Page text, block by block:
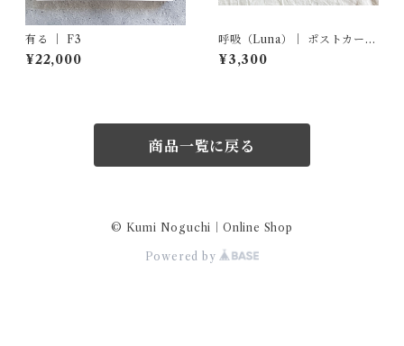
有る ｜ F3
¥22,000
呼吸（Luna）｜ ポストカード
原画
¥3,300
商品一覧に戻る
© Kumi Noguchi｜Online Shop
Powered by